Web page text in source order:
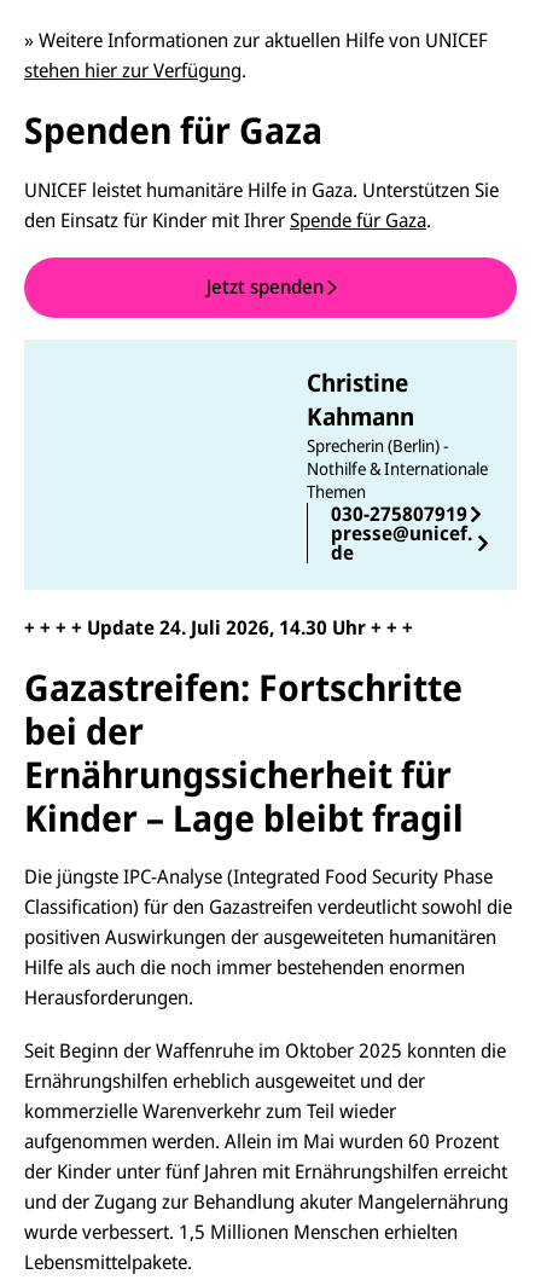
»Weitere Informationen zur aktuellen Hilfe von UNICEF
stehen hier zur Verfügung.
Spenden für Gaza
UNICEF leistet humanitäre Hilfe in Gaza. Unterstützen Sie
den Einsatz für Kinder mit IhrerSpende für Gaza.
Jetzt spenden
Christine
Kahmann
Sprecherin (Berlin) -
Nothilfe & Internationale
Themen
030-275807919
presse@unicef.
de
+ + + + Update 24. Juli 2026, 14.30 Uhr + + +
Gazastreifen: Fortschritte
bei der
Ernährungssicherheit für
Kinder – Lage bleibt fragil
Die jüngste IPC-Analyse (Integrated Food Security Phase
Classification) für den Gazastreifen verdeutlicht sowohl die
positiven Auswirkungen der ausgeweiteten humanitären
Hilfe als auch die noch immer bestehenden enormen
Herausforderungen.
Seit Beginn der Waffenruhe im Oktober 2025 konnten die
Ernährungshilfen erheblich ausgeweitet und der
kommerzielle Warenverkehr zum Teil wieder
aufgenommen werden. Allein im Mai wurden 60 Prozent
der Kinder unter fünf Jahren mit Ernährungshilfen erreicht
und der Zugang zur Behandlung akuter Mangelernährung
wurde verbessert. 1,5 Millionen Menschen erhielten
Lebensmittelpakete.